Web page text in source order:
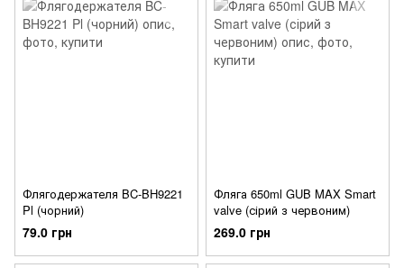
Флягодержателя BC-BH9221
Pl (чорний)
79.0 грн
Фляга 650ml GUB MAX Smart
valve (сірий з червоним)
269.0 грн